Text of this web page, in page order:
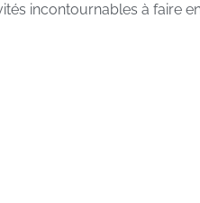
incontournables à faire